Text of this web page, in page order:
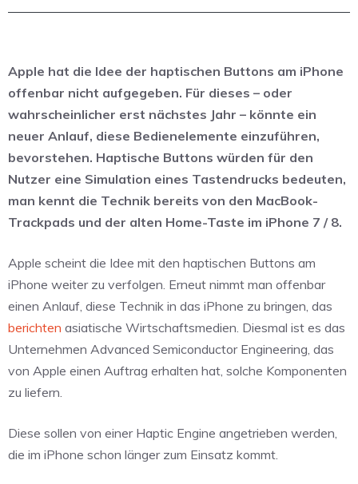
Apple hat die Idee der haptischen Buttons am iPhone
offenbar nicht aufgegeben. Für dieses – oder
wahrscheinlicher erst nächstes Jahr – könnte ein
neuer Anlauf, diese Bedienelemente einzuführen,
bevorstehen. Haptische Buttons würden für den
Nutzer eine Simulation eines Tastendrucks bedeuten,
man kennt die Technik bereits von den MacBook-
Trackpads und der alten Home-Taste im iPhone 7 / 8.
Apple scheint die Idee mit den haptischen Buttons am
iPhone weiter zu verfolgen. Erneut nimmt man offenbar
einen Anlauf, diese Technik in das iPhone zu bringen, das
berichten asiatische Wirtschaftsmedien. Diesmal ist es das
Unternehmen Advanced Semiconductor Engineering, das
von Apple einen Auftrag erhalten hat, solche Komponenten
zu liefern.
Diese sollen von einer Haptic Engine angetrieben werden,
die im iPhone schon länger zum Einsatz kommt.